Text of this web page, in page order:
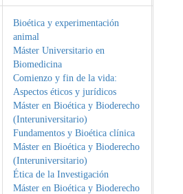
Bioética y experimentación
animal
Máster Universitario en
Biomedicina
Comienzo y fin de la vida:
Aspectos éticos y jurídicos
Máster en Bioética y Bioderecho
(Interuniversitario)
Fundamentos y Bioética clínica
Máster en Bioética y Bioderecho
(Interuniversitario)
Ética de la Investigación
Máster en Bioética y Bioderecho